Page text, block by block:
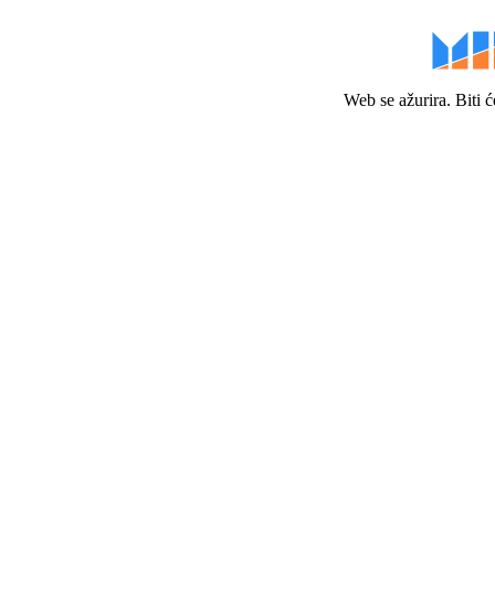
Web se ažurira. Biti